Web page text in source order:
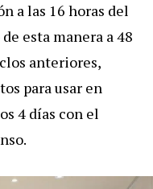
a las 16 horas del
esta manera a 48
anteriores,
para usar en
4 días con el